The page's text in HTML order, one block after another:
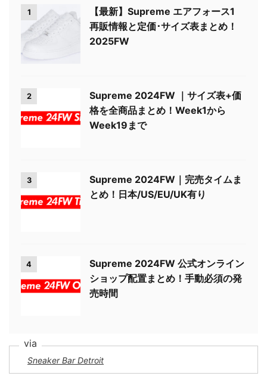
1
【最新】Supreme エアフォース1
再販情報と定価･サイズ表まとめ！
2025FW
2
Supreme 2024FW ｜サイズ表+価
格を全商品まとめ！Week1から
Week19まで
3
Supreme 2024FW｜完売タイムま
とめ！日本/US/EU/UK有り
4
Supreme 2024FW 公式オンライン
ショップ配置まとめ！手動必須の発
売時間
Sneaker Bar Detroit